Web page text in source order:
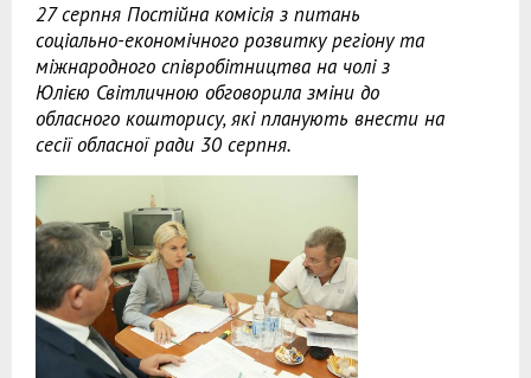
27 серпня Постійна комісія з питань
соціально-економічного розвитку регіону та
міжнародного співробітництва на чолі з
Юлією Світличною обговорила зміни до
обласного кошторису, які планують внести на
сесії обласної ради 30 серпня.